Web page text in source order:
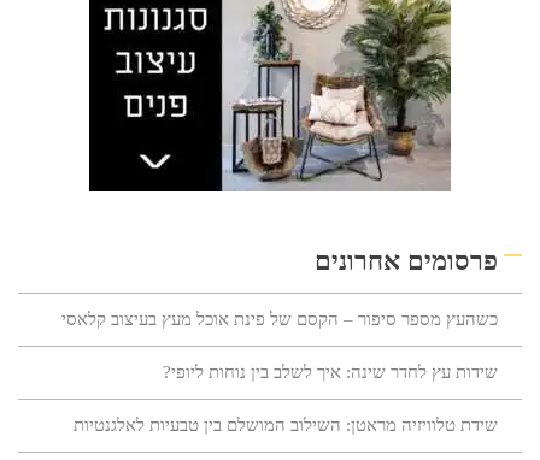
פרסומים אחרונים
כשהעץ מספר סיפור – הקסם של פינת אוכל מעץ בעיצוב קלאסי
שידות עץ לחדר שינה: איך לשלב בין נוחות ליופי?
שידת טלוויזיה מראטן: השילוב המושלם בין טבעיות לאלגנטיות